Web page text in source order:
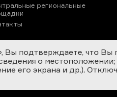
региональные
Вы подтверждаете, что
о
его экрана и др.).